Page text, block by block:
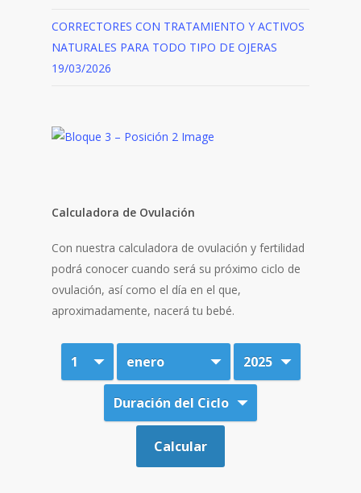
CORRECTORES CON TRATAMIENTO Y ACTIVOS
NATURALES PARA TODO TIPO DE OJERAS
19/03/2026
Calculadora de Ovulación
Con nuestra calculadora de ovulación y fertilidad
podrá conocer cuando será su próximo ciclo de
ovulación, así como el día en el que,
aproximadamente, nacerá tu bebé.